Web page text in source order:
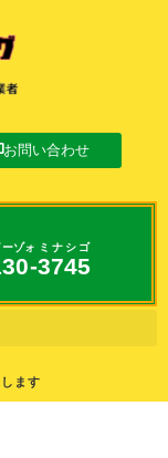
お問い合わせ
ゾォ
-3745
ミナシゴ
ます